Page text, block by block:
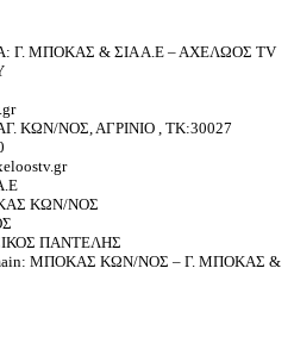
Γ. ΜΠΟΚΑΣ & ΣΙΑ Α.Ε – ΑΧΕΛΩΟΣ TV
ΚΩΝ/ΝΟΣ, ΑΓΡΙΝΙΟ , ΤΚ:30027
ΚΩΝ/ΝΟΣ
ΠΑΝΤΕΛΗΣ
ΜΠΟΚΑΣ ΚΩΝ/ΝΟΣ – Γ. ΜΠΟΚΑΣ &